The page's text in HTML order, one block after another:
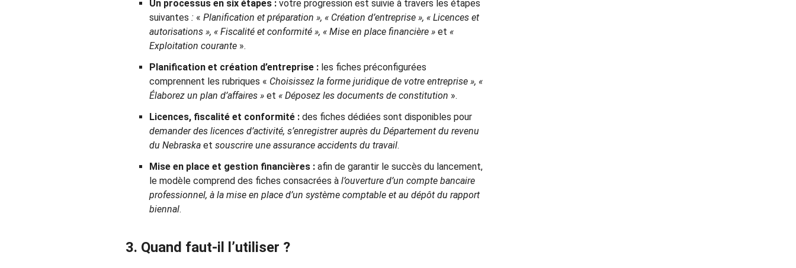
Un processus en six étapes : votre progression est suivie à travers les étapes
suivantes : « Planification et préparation », « Création d’entreprise », « Licences et
autorisations », « Fiscalité et conformité », « Mise en place financière » et «
Exploitation courante ».
Planification et création d’entreprise : les fiches préconfigurées
comprennent les rubriques « Choisissez la forme juridique de votre entreprise », «
Élaborez un plan d’affaires » et « Déposez les documents de constitution ».
Licences, fiscalité et conformité : des fiches dédiées sont disponibles pour
demander des licences d’activité, s’enregistrer auprès du Département du revenu
du Nebraska et souscrire une assurance accidents du travail.
Mise en place et gestion financières : afin de garantir le succès du lancement,
le modèle comprend des fiches consacrées à l’ouverture d’un compte bancaire
professionnel, à la mise en place d’un système comptable et au dépôt du rapport
biennal.
3. Quand faut-il l’utiliser ?